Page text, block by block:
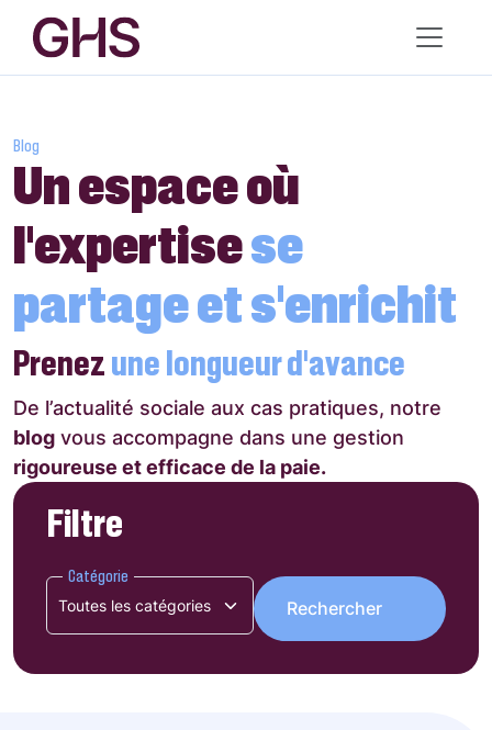
Blog
Un espace où
l’expertisese
partage et s’enrichit
Prenezune longueur d’avance
De l’actualité sociale aux cas pratiques, notre
blog vous accompagne dans une gestion
rigoureuse et efficace de la paie.
Filtre
Catégorie